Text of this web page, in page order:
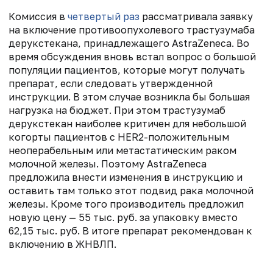
Комиссия в четвертый раз рассматривала заявку
на включение противоопухолевого трастузумаба
дерукстекана, принадлежащего AstraZeneca. Во
время обсуждения вновь встал вопрос о большой
популяции пациентов, которые могут получать
препарат, если следовать утвержденной
инструкции. В этом случае возникла бы большая
нагрузка на бюджет. При этом трастузумаб
дерукстекан наиболее критичен для небольшой
когорты пациентов с HER2-положительным
неоперабельным или метастатическим раком
молочной железы. Поэтому AstraZeneca
предложила внести изменения в инструкцию и
оставить там только этот подвид рака молочной
железы. Кроме того производитель предложил
новую цену — 55 тыс. руб. за упаковку вместо
62,15 тыс. руб. В итоге препарат рекомендован к
включению в ЖНВЛП.